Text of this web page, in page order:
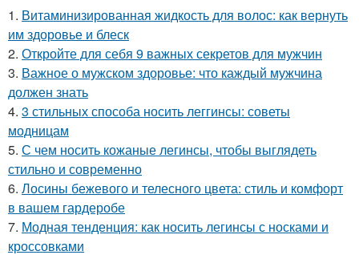
1. Витаминизированная жидкость для волос: как вернуть
им здоровье и блеск
2. Откройте для себя 9 важных секретов для мужчин
3. Важное о мужском здоровье: что каждый мужчина
должен знать
4. 3 стильных способа носить леггинсы: советы
модницам
5. С чем носить кожаные легинсы, чтобы выглядеть
стильно и современно
6. Лосины бежевого и телесного цвета: стиль и комфорт
в вашем гардеробе
7. Модная тенденция: как носить легинсы с носками и
кроссовками